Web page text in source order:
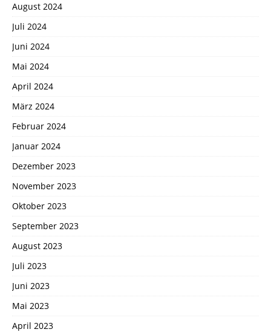
August 2024
Juli 2024
Juni 2024
Mai 2024
April 2024
März 2024
Februar 2024
Januar 2024
Dezember 2023
November 2023
Oktober 2023
September 2023
August 2023
Juli 2023
Juni 2023
Mai 2023
April 2023